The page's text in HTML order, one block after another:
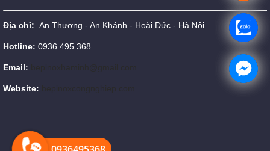
Địa chỉ: An Thượng - An Khánh - Hoài Đức - Hà Nội
Hotline: 0936 495 368
Email:
Website: